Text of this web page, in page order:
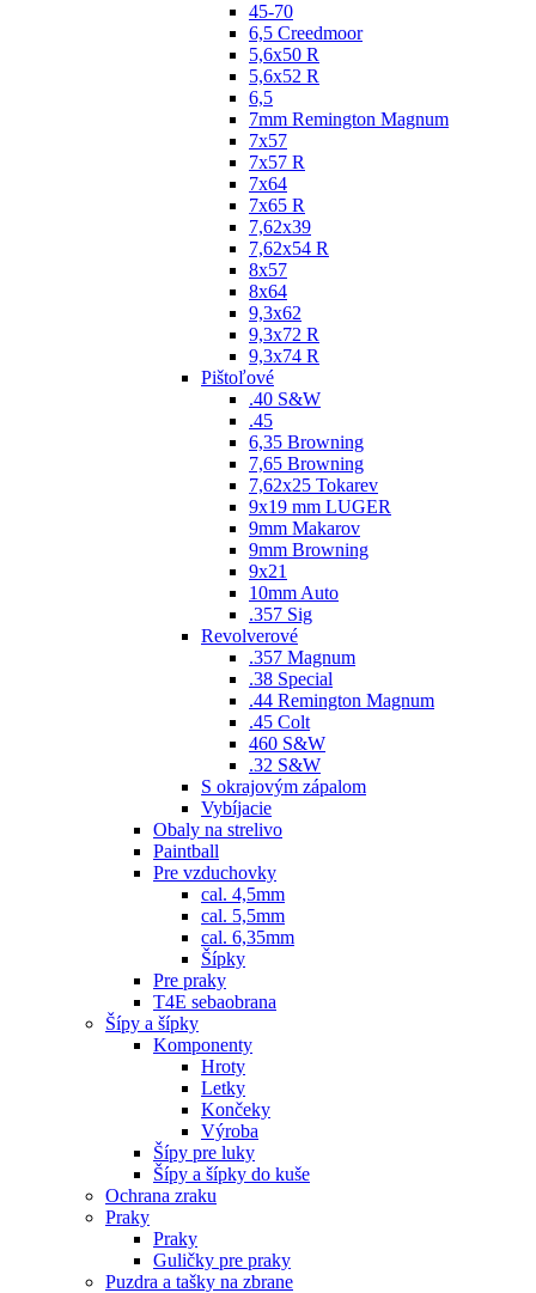
45-70
6,5 Creedmoor
5,6x50 R
5,6x52 R
6,5
7mm Remington Magnum
7x57
7x57 R
7x64
7x65 R
7,62x39
7,62x54 R
8x57
8x64
9,3x62
9,3x72 R
9,3x74 R
Pištoľové
.40 S&W
.45
6,35 Browning
7,65 Browning
7,62x25 Tokarev
9x19 mm LUGER
9mm Makarov
9mm Browning
9x21
10mm Auto
.357 Sig
Revolverové
.357 Magnum
.38 Special
.44 Remington Magnum
.45 Colt
460 S&W
.32 S&W
S okrajovým zápalom
Vybíjacie
Obaly na strelivo
Paintball
Pre vzduchovky
cal. 4,5mm
cal. 5,5mm
cal. 6,35mm
Šípky
Pre praky
T4E sebaobrana
Šípy a šípky
Komponenty
Hroty
Letky
Končeky
Výroba
Šípy pre luky
Šípy a šípky do kuše
Ochrana zraku
Praky
Praky
Guličky pre praky
Puzdra a tašky na zbrane